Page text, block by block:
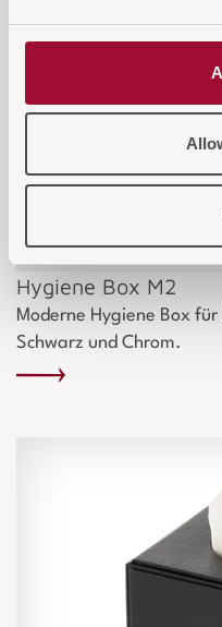
Hygiene Box M2
Moderne Hygiene Box
Schwarz und Chrom.